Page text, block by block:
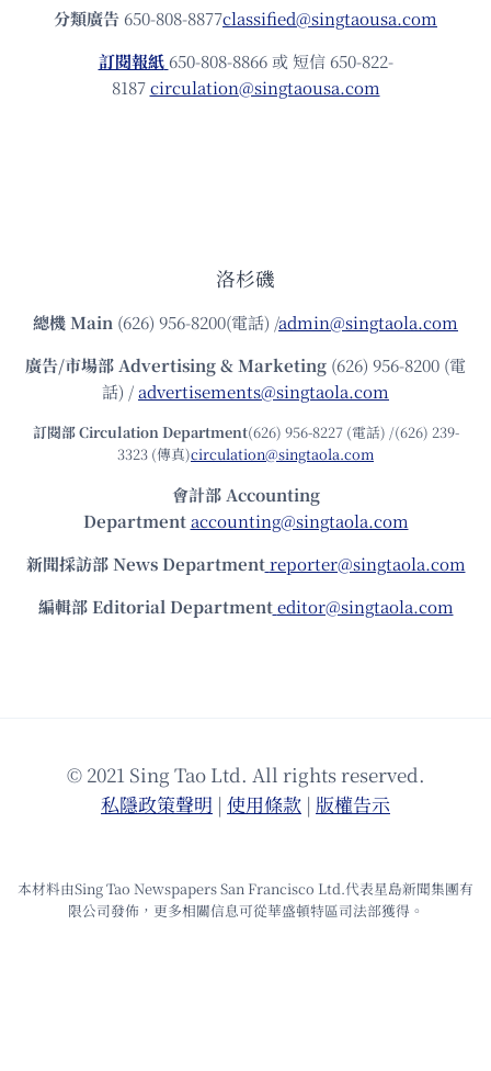
分類廣告 650-808-8877classified@singtaousa.com
訂閱報紙 650-808-8866 或 短信 650-822-
8187circulation@singtaousa.com
洛杉磯
總機Main (626) 956-8200(電話) /admin@singtaola.com
廣告/市場部Advertising & Marketing (626) 956-8200 (電
話) /advertisements@singtaola.com
訂閱部 Circulation Department(626) 956-8227 (電話) /(626) 239-
3323 (傳真)circulation@singtaola.com
會計部 Accounting
Department accounting@singtaola.com
新聞採訪部 News Department reporter@singtaola.com
編輯部 Editorial Department editor@singtaola.com
© 2021 Sing Tao Ltd. All rights reserved.
私隱政策聲明 | 使⽤條款 | 版權告⽰
本材料由Sing Tao Newspapers San Francisco Ltd.代表星島新聞集團有
限公司發佈，更多相關信息可從華盛頓特區司法部獲得。